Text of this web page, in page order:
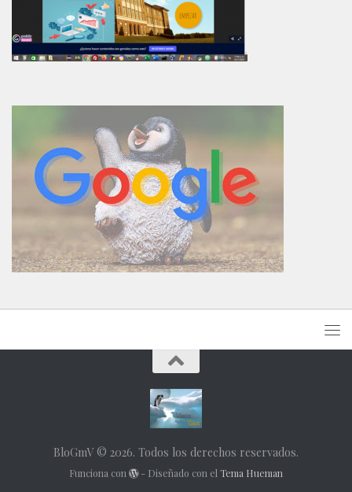
BloGmV © 2026. Todos los derechos reservados.
Funciona con - Diseñado con elTema Hueman